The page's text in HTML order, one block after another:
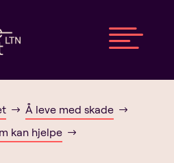

$ Å leve med skade $
kan hjelpe $